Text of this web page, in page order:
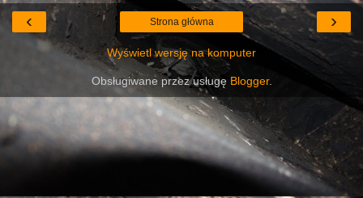
‹ ›
Strona główna
Wyświetl wersję na komputer
Obsługiwane przez usługę Blogger.